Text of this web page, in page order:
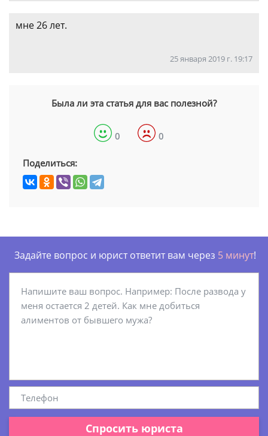
мне 26 лет.
25 января 2019 г. 19:17
Была ли эта статья для вас полезной?
0 0
Поделиться:
Задайте вопрос и юрист ответит вам через 5 минут!
Спросить юриста